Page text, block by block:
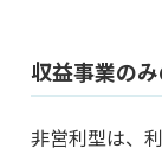
収益事業の
非営利型は、